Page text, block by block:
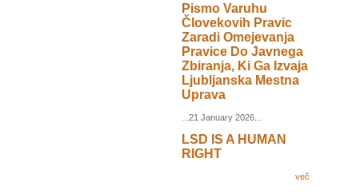
Pismo Varuhu
Človekovih Pravic
Zaradi Omejevanja
Pravice Do Javnega
Zbiranja, Ki Ga Izvaja
Ljubljanska Mestna
Uprava
...21 January 2026...
LSD IS A HUMAN
RIGHT
več